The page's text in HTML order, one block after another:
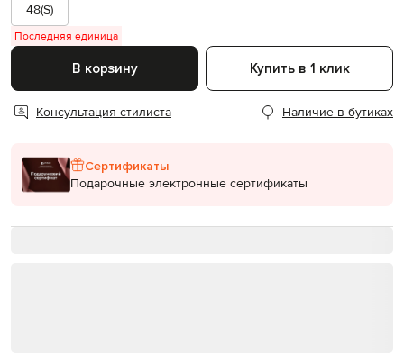
48(S)
Последняя единица
В корзину Купить в 1 клик
Консультация стилиста Наличие в бутиках
Сертификаты
Подарочные электронные сертификаты